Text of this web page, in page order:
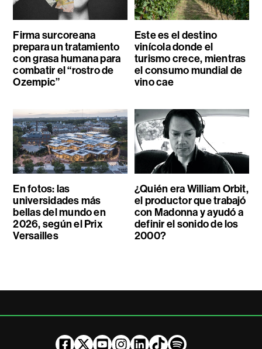
Firma surcoreana
prepara un tratamiento
con grasa humana para
combatir el “rostro de
Ozempic”
Este es el destino
vinícola donde el
turismo crece, mientras
el consumo mundial de
vino cae
En fotos: las
universidades más
bellas del mundo en
2026, según el Prix
Versailles
¿Quién era William Orbit,
el productor que trabajó
con Madonna y ayudó a
definir el sonido de los
2000?